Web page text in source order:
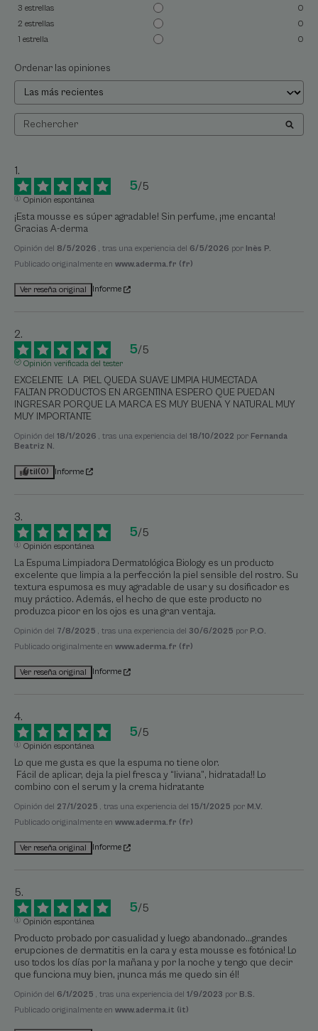
3 estrellas
0
2 estrellas
0
1 estrella 0
Ordenar las opiniones
5/5
Opinión espontánea
¡Esta mousse es súper agradable! Sin perfume, ¡me encanta!
Gracias A-derma
Opinión del 8/5/2026 , tras una experiencia del 6/5/2026 por Inès P.
Publicado originalmente en www.aderma.fr (fr)
Ver reseña original Informe
5/5
Opinión verificada del tester
EXCELENTE  LA  PIEL QUEDA SUAVE LIMPIA HUMECTADA
FALTAN PRODUCTOS EN ARGENTINA ESPERO QUE PUEDAN
INGRESAR PORQUE LA MARCA ES MUY BUENA Y NATURAL MUY
MUY IMPORTANTE
Opinión del 18/1/2026 , tras una experiencia del 18/10/2022 por Fernanda
Beatriz N.
Útil(0) Informe
5/5
Opinión espontánea
La Espuma Limpiadora Dermatológica Biology es un producto
excelente que limpia a la perfección la piel sensible del rostro. Su
textura espumosa es muy agradable de usar y su dosificador es
muy práctico. Además, el hecho de que este producto no
produzca picor en los ojos es una gran ventaja.
Opinión del 7/8/2025 , tras una experiencia del 30/6/2025 por P.O.
Publicado originalmente en www.aderma.fr (fr)
Ver reseña original Informe
5/5
Opinión espontánea
Lo que me gusta es que la espuma no tiene olor.
combino con el serum y la crema hidratante
Opinión del 27/1/2025 , tras una experiencia del 15/1/2025 por M.V.
Publicado originalmente en www.aderma.fr (fr)
Ver reseña original Informe
5/5
Opinión espontánea
Producto probado por casualidad y luego abandonado...grandes
erupciones de dermatitis en la cara y esta mousse es fotónica! Lo
uso todos los días por la mañana y por la noche y tengo que decir
que funciona muy bien, ¡nunca más me quedo sin él!
Opinión del 6/1/2025 , tras una experiencia del 1/9/2023 por B.S.
Publicado originalmente en www.aderma.it (it)